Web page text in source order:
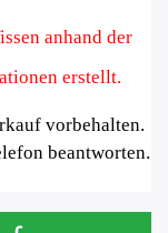
anhand der
erstellt.
vorbehalten.
beantworten.